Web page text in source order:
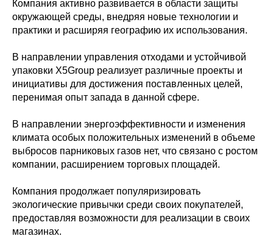
Компания активно развивается в области защиты
окружающей среды, внедряя новые технологии и
практики и расширяя географию их использования.
В направлении управления отходами и устойчивой
упаковки X5Group реализует различные проекты и
инициативы для достижения поставленных целей,
перенимая опыт запада в данной сфере.
В направлении энергоэффективности и изменения
климата особых положительных изменений в объеме
выбросов парниковых газов нет, что связано с ростом
компании, расширением торговых площадей.
Компания продолжает популяризировать
экологические привычки среди своих покупателей,
предоставляя возможности для реализации в своих
магазинах.